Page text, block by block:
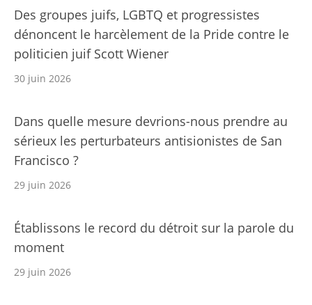
Des groupes juifs, LGBTQ et progressistes
dénoncent le harcèlement de la Pride contre le
politicien juif Scott Wiener
30 juin 2026
Dans quelle mesure devrions-nous prendre au
sérieux les perturbateurs antisionistes de San
Francisco ?
29 juin 2026
Établissons le record du détroit sur la parole du
moment
29 juin 2026